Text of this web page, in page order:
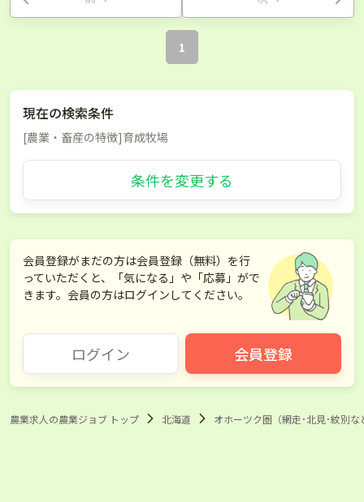
1
現在の検索条件
[農業・畜産の特徴]育成牧場
条件を変更する
会員登録がまだの方は会員登録（無料）を行
っていただくと、「気になる」や「応募」がで
きます。会員の方はログインしてください。
ログイン 会員登録
農業求人の農業ジョブ トップ 北海道 オホーツク圏（網走･北見･紋別な